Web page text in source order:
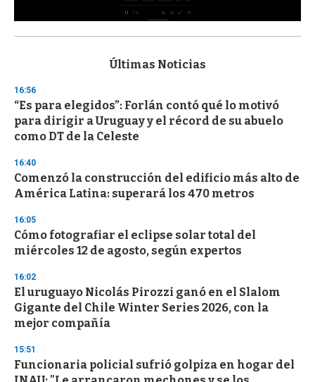
s
d
s
o
f
3
s
e
c
o
d
s
Últimas Noticias
16:56
“Es para elegidos”: Forlán contó qué lo motivó
para dirigir a Uruguay y el récord de su abuelo
como DT de la Celeste
16:40
Comenzó la construcción del edificio más alto de
América Latina: superará los 470 metros
16:05
Cómo fotografiar el eclipse solar total del
miércoles 12 de agosto, según expertos
16:02
El uruguayo Nicolás Pirozzi ganó en el Slalom
Gigante del Chile Winter Series 2026, con la
mejor compañía
15:51
Funcionaria policial sufrió golpiza en hogar del